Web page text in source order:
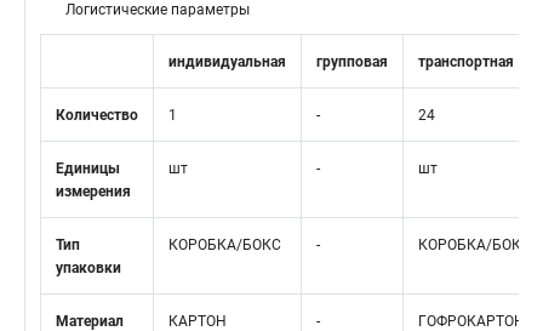
Логистические параметры
индивидуальная групповая транспортная
Количество 1 - 24
Единицы
измерения
шт - шт
Тип
упаковки
КОРОБКА/БОКС - КОРОБКА/БОКС
Материал
КАРТОН -
ГОФРОКАРТОН